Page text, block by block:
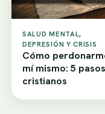
SALUD MENTAL,
DEPRESIÓN Y CRISIS
Cómo
mí mismo: 5 pasos
cristianos